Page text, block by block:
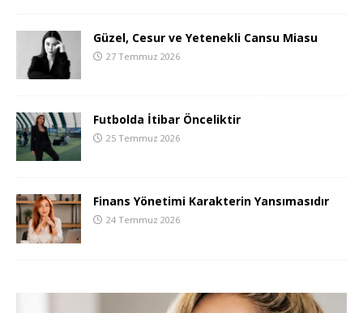
Güzel, Cesur ve Yetenekli Cansu Miasu
27 Temmuz 2026
Futbolda İtibar Önceliktir
25 Temmuz 2026
Finans Yönetimi Karakterin Yansımasıdır
24 Temmuz 2026